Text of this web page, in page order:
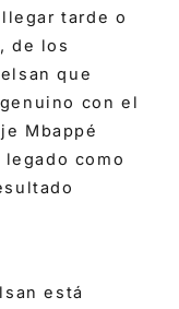
tarde o
de los
que
con el
Mbappé
como
está